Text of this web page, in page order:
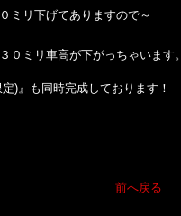
ミリ下げてありますので～
０ミリ車高が下がっちゃいます。
)』も同時完成しております！
前へ戻る